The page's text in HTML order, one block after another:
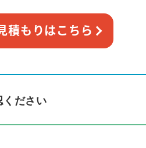
積もりはこちら
ください